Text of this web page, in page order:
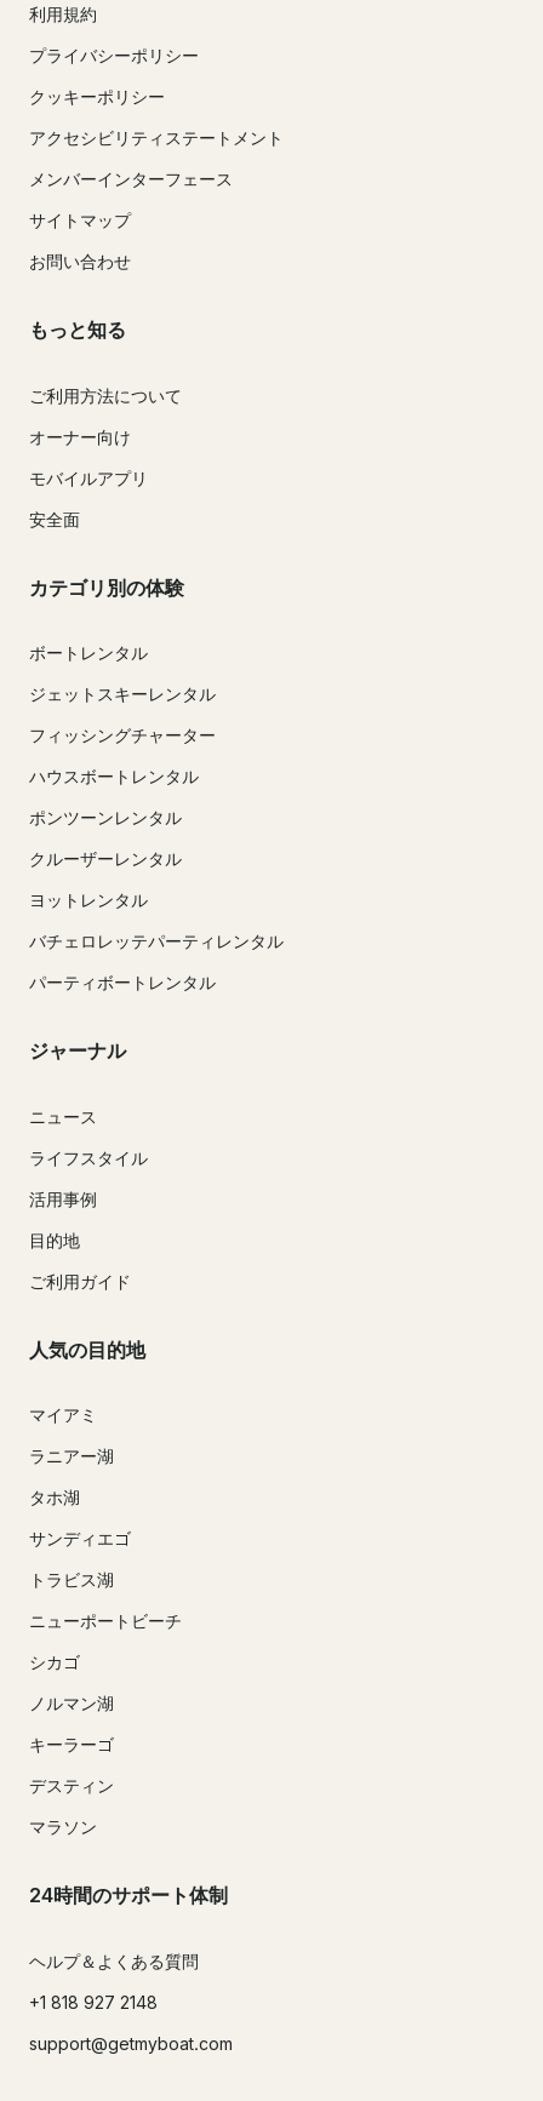
利用規約
プライバシーポリシー
クッキーポリシー
アクセシビリティステートメント
メンバーインターフェース
サイトマップ
お問い合わせ
もっと知る
ご利用方法について
オーナー向け
モバイルアプリ
安全面
カテゴリ別の体験
ボートレンタル
ジェットスキーレンタル
フィッシングチャーター
ハウスボートレンタル
ポンツーンレンタル
クルーザーレンタル
ヨットレンタル
バチェロレッテパーティレンタル
パーティボートレンタル
ジャーナル
ニュース
ライフスタイル
活用事例
目的地
ご利用ガイド
人気の目的地
マイアミ
ラニアー湖
タホ湖
サンディエゴ
トラビス湖
ニューポートビーチ
シカゴ
ノルマン湖
キーラーゴ
デスティン
マラソン
24時間のサポート体制
ヘルプ＆よくある質問
+1 818 927 2148
support@getmyboat.com